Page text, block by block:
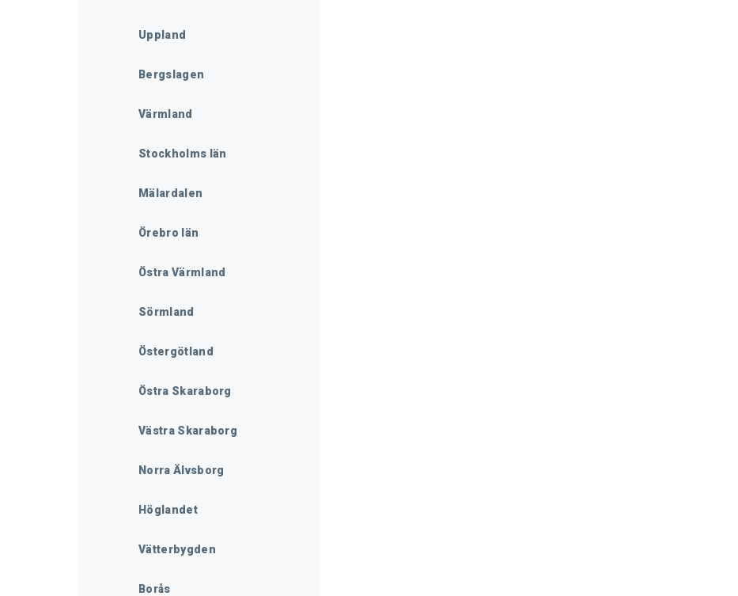
Uppland
Bergslagen
Värmland
Stockholms län
Mälardalen
Örebro län
Östra Värmland
Sörmland
Östergötland
Östra Skaraborg
Västra Skaraborg
Norra Älvsborg
Höglandet
Vätterbygden
Borås